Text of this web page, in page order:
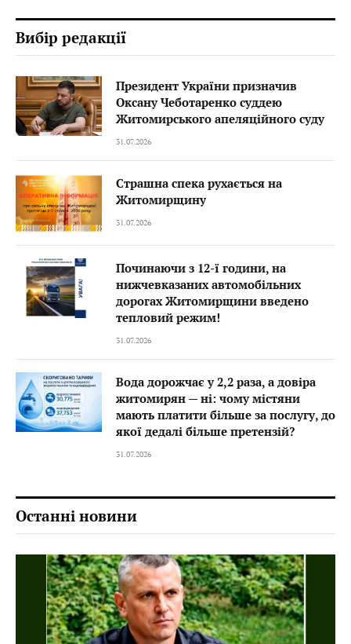
Вибір редакції
Президент України призначив
Оксану Чеботаренко суддею
Житомирського апеляційного суду
31.07.2026
Страшна спека рухається на
Житомирщину
31.07.2026
Починаючи з 12-ї години, на
нижчевказаних автомобільних
дорогах Житомирщини введено
тепловий режим!
31.07.2026
Вода дорожчає у 2,2 раза, а довіра
житомирян — ні: чому містяни
мають платити більше за послугу, до
якої дедалі більше претензій?
31.07.2026
Останні новини